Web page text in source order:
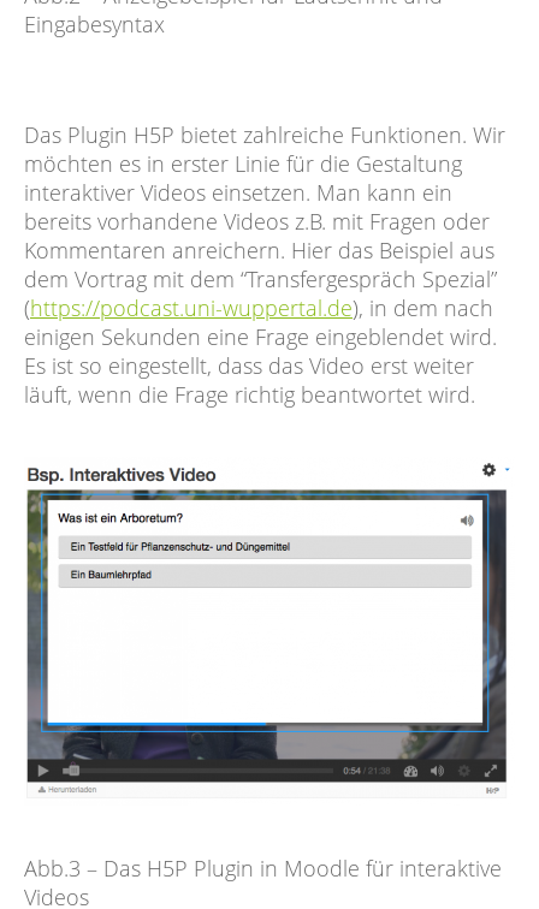
Eingabesyntax
Das Plugin H5P bietet zahlreiche Funktionen. Wir
möchten es in erster Linie für die Gestaltung
interaktiver Videos einsetzen. Man kann ein
bereits vorhandene Videos z.B. mit Fragen oder
Kommentaren anreichern. Hier das Beispiel aus
dem Vortrag mit dem “Transfergespräch Spezial”
(https://podcast.uni-wuppertal.de), in dem nach
einigen Sekunden eine Frage eingeblendet wird.
Es ist so eingestellt, dass das Video erst weiter
läuft, wenn die Frage richtig beantwortet wird.
Abb.3 – Das H5P Plugin in Moodle für interaktive
Videos